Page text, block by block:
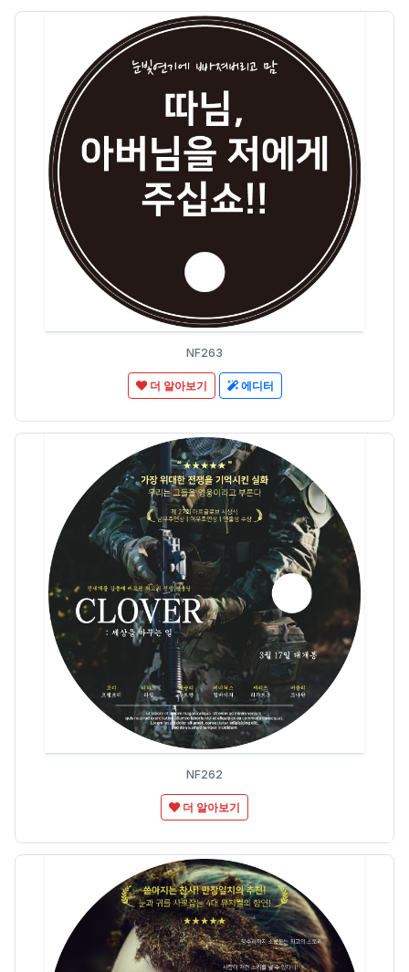
NF263
더 알아보기 에디터
NF262
더 알아보기